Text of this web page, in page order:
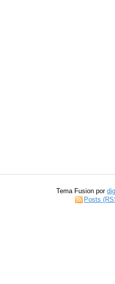
Tema Fusion por
Posts